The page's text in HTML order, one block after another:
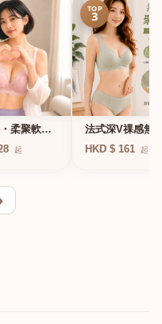
柔聚軟鋼
起
TOP
3
法式深V祼感無
凍軟支撐條無鋼
HKD $ 161 起